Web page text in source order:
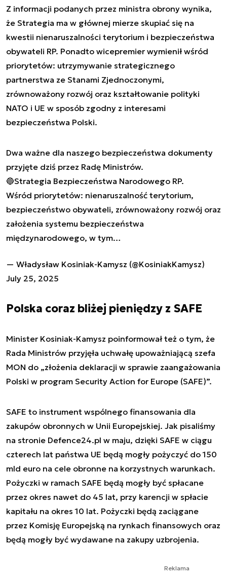
Z informacji podanych przez ministra obrony wynika,
że Strategia ma w głównej mierze skupiać się na
kwestii nienaruszalności terytorium i bezpieczeństwa
obywateli RP. Ponadto wicepremier wymienił wśród
priorytetów: utrzymywanie strategicznego
partnerstwa ze Stanami Zjednoczonymi,
zrównoważony rozwój oraz kształtowanie polityki
NATO i UE w sposób zgodny z interesami
bezpieczeństwa Polski.
Dwa ważne dla naszego bezpieczeństwa dokumenty
przyjęte dziś przez Radę Ministrów.
🔵Strategia Bezpieczeństwa Narodowego RP.
Wśród priorytetów: nienaruszalność terytorium,
bezpieczeństwo obywateli, zrównoważony rozwój oraz
założenia systemu bezpieczeństwa
międzynarodowego, w tym…
— Władysław Kosiniak-Kamysz (@KosiniakKamysz)
July 25, 2025
Polska coraz bliżej pieniędzy z SAFE
Minister Kosiniak-Kamysz poinformował też o tym, że
Rada Ministrów przyjęła uchwałę upoważniającą szefa
MON do „złożenia deklaracji w sprawie zaangażowania
Polski w program Security Action for Europe (SAFE)”.
SAFE to instrument wspólnego finansowania dla
zakupów obronnych w Unii Europejskiej. Jak pisaliśmy
na stronie Defence24.pl w maju, dzięki SAFE w ciągu
czterech lat państwa UE będą mogły pożyczyć do 150
mld euro na cele obronne na korzystnych warunkach.
Pożyczki w ramach SAFE będą mogły być spłacane
przez okres nawet do 45 lat, przy karencji w spłacie
kapitału na okres 10 lat. Pożyczki będą zaciągane
przez Komisję Europejską na rynkach finansowych oraz
będą mogły być wydawane na zakupy uzbrojenia.
Reklama